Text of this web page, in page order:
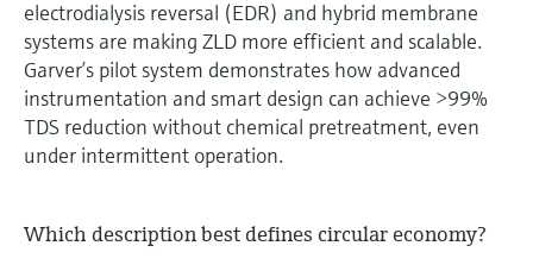
electrodialysis reversal (EDR) and hybrid membrane
systems are making ZLD more efficient and scalable.
Garver’s pilot system demonstrates how advanced
instrumentation and smart design can achieve >99%
TDS reduction without chemical pretreatment, even
under intermittent operation.
Which description best defines circular economy?